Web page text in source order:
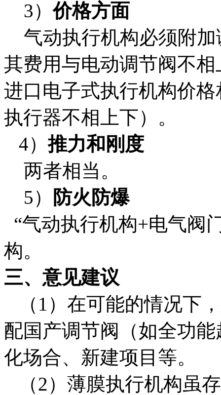
3）价格方面
气动执行机构必须附加
其费用与电动调节阀不
进口电子式执行机构价
执行器不相上下）。
4）推力和刚度
两者相当。
5）
防火防爆
“气动执行机构+电气阀
构。
三、意见建议
（1）在可能的情况下
配国产调节阀（如全功
化场合、新建项目等。
（2）薄膜执行机构虽